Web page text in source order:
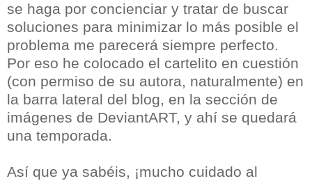
se haga por concienciar y tratar de buscar
soluciones para minimizar lo más posible el
problema me parecerá siempre perfecto.
Por eso he colocado el cartelito en cuestión
(con permiso de su autora, naturalmente) en
la barra lateral del blog, en la sección de
imágenes de DeviantART, y ahí se quedará
una temporada.
Así que ya sabéis, ¡mucho cuidado al